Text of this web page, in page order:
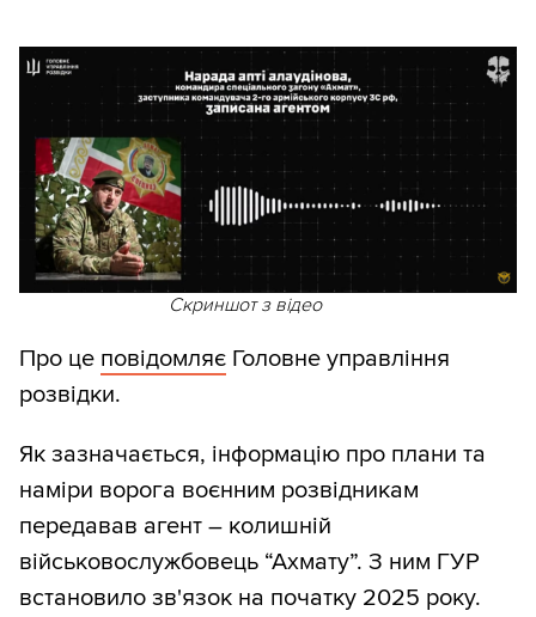
Скриншот з відео
Про це повідомляє Головне управління
розвідки.
Як зазначається, інформацію про плани та
наміри ворога воєнним розвідникам
передавав агент – колишній
військовослужбовець “Ахмату”. З ним ГУР
встановило зв'язок на початку 2025 року.